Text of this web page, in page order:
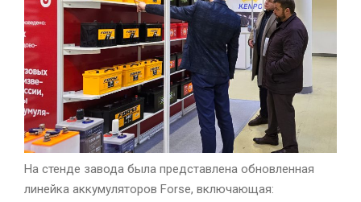
На стенде завода была представлена обновленная
линейка аккумуляторов Forse, включающая: